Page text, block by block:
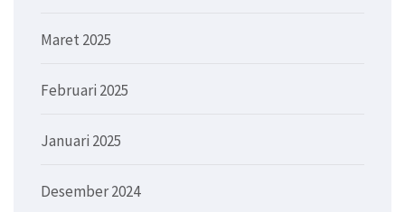
Maret 2025
Februari 2025
Januari 2025
Desember 2024